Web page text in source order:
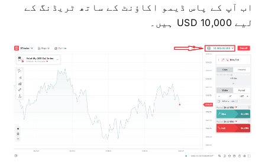
اب آپ کے پاس ڈیمو اکاؤنٹ کے ساتھ ٹریڈنگ کے
لیے 10,000 USD ہیں۔